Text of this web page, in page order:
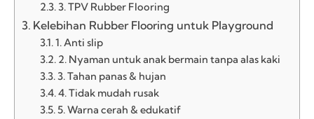
3. TPV Rubber Flooring
Kelebihan Rubber Flooring untuk Playground
1. Anti slip
2. Nyaman untuk anak bermain tanpa alas kaki
3. Tahan panas & hujan
4. Tidak mudah rusak
5. Warna cerah & edukatif